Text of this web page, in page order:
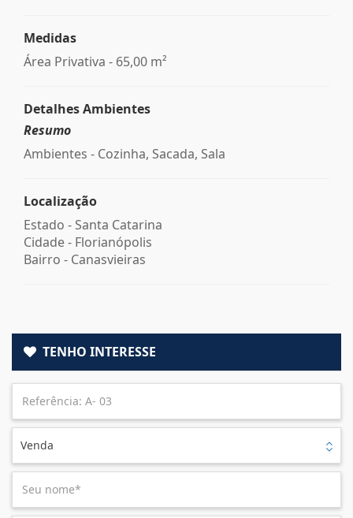
Medidas
Área Privativa - 65,00 m²
Detalhes Ambientes
Resumo
Ambientes - Cozinha, Sacada, Sala
Localização
Estado - Santa Catarina
Cidade - Florianópolis
Bairro - Canasvieiras
TENHO INTERESSE
Venda